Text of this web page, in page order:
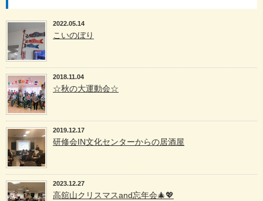
2022.05.14
こいのぼり
2018.11.04
☆秋の大運動会☆
2019.12.17
研修会IN文化センターからの居酒屋
2023.12.27
高舘山クリスマスand忘年会🎄💖